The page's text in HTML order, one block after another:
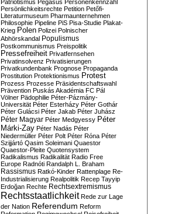
Patriotismus Pegasus Personenkennzahl
Persönlichkeitsrechte Petition Petőfi-
Literaturmuseum Pharmaunternehmen
Philosophie Pipeline PiS Pisa-Studie Plakat-
Krieg Polen Polizei Polnischer
Abhörskandal Populismus
Postkommunismus Preispolitik
Pressefreiheit Privatfernsehen
Privatinsolvenz Privatisierungen
Privatkundenbank Prognose Propaganda
Prostitution Protektionismus Protest
Prozess Prozesse Präsidentschaftswahl
Prävention Puskás Akadémia FC Pál
Völner Pädophilie Péter-Pázmány-
Universität Péter Esterházy Péter Gothár
Péter Gulácsi Péter Jakab Péter Juhász
Péter Magyar Péter Medgyessy Péter
Márki-Zay Péter Nadás Péter
Niedermüller Péter Polt Péter Róna Péter
Szijjártó Qasim Soleimani Quaestor
Quaestor-Pleite Quotensystem
Radikalismus Radikalität Radio Free
Europe Radnóti Randalph L. Braham
Rassismus Ratkó-Kinder Rattenplage Re-
Industrialisierung Realpolitik Recep Tayyip
Erdoğan Rechte Rechtsextremismus
Rechtsstaatlichkeit Rede zur Lage
der Nation Referendum Reform